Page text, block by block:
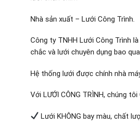
Nhà sản xuất – Lưới Công Trình.
Công ty TNHH Lưới Công Trình
chắc và lưới chuyên dụng bao
Hệ thống lưới được chính nhà
Với LƯỚI CÔNG TRÌNH, chúng
Lưới KHÔNG bay màu, chất